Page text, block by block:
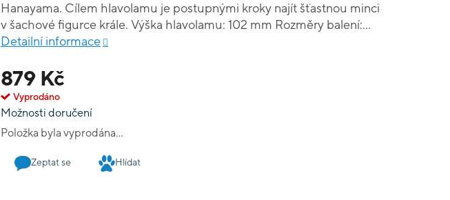
879 Kč
Vyprodáno
Možnosti doručení
Položka byla vyprodána…
Hanayama. Cílem hlavolamu je postupnými kroky najít šťastnou minci
v šachové figurce krále. Výška hlavolamu: 102 mm Rozměry balení:
140 x 50 x 175 mm Materiál: kov
Detailní informace
Zeptat se Hlídat